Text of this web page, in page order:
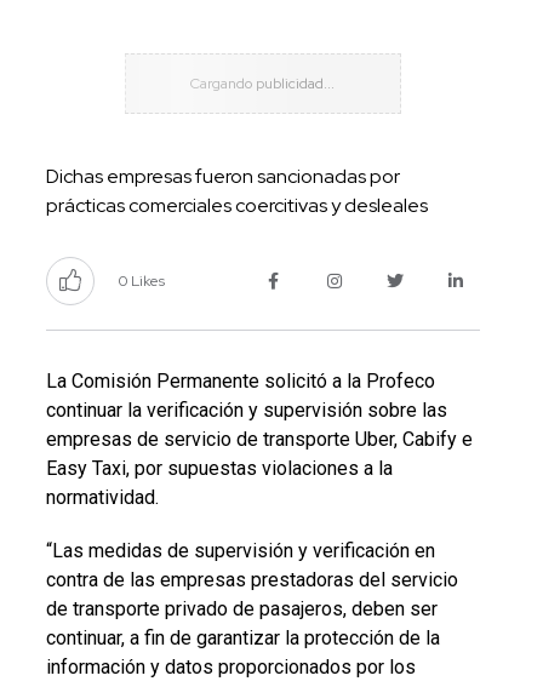
Dichas empresas fueron sancionadas por
prácticas comerciales coercitivas y desleales
0 Likes
La Comisión Permanente solicitó a la Profeco
continuar la verificación y supervisión sobre las
empresas de servicio de transporte Uber, Cabify e
Easy Taxi, por supuestas violaciones a la
normatividad.
“Las medidas de supervisión y verificación en
contra de las empresas prestadoras del servicio
de transporte privado de pasajeros, deben ser
continuar, a fin de garantizar la protección de la
información y datos proporcionados por los